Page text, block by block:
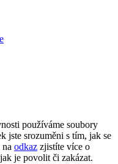
používáme soubory
jste srozuměni s tím, jak se
odkaz zjistíte více o
je povolit či zakázat.